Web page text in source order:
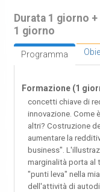
Durata 1 giorno
1 giorno
Programma
Formazione (1
concetti chiave di
innovazione. Come
altri? Costruzione
aumentare la
business".
marginalità porta al
"punti leva" nella
dell'attività di